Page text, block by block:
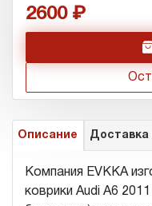
2600
Описание Доставка
Компания EVKKA
коврики Audi A6